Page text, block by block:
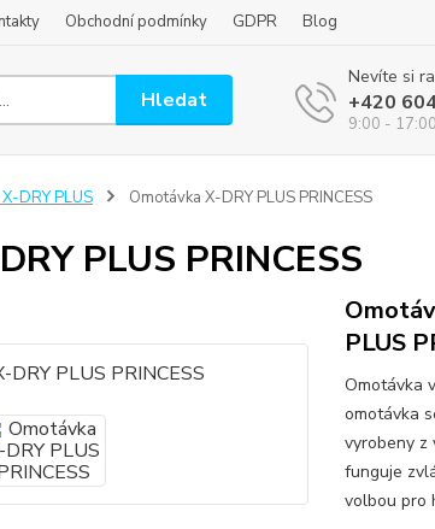
Obchodní podmínky GDPR Blog
Hledat
Nevíte si
+420
9:00 - 17:00
DRY PLUS Omotávka X-DRY PLUS PRINCESS
PLUS PRINCESS
PLUS
Omotávka
omotávka
vyrobeny z
funguje
volbou pro